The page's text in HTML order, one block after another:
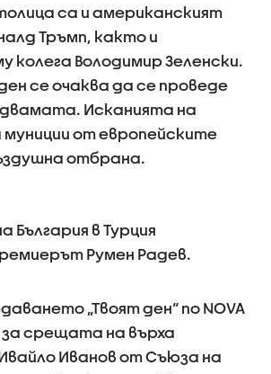
са и американският
Тръмп, както и
колега Володимир Зеленски.
се очаква да се проведе
Исканията на
муниции от европейските
отбрана.
България в Турция
Румен Радев.
„Твоят ден“ по NOVA
срещата на върха
Иванов от Съюза на